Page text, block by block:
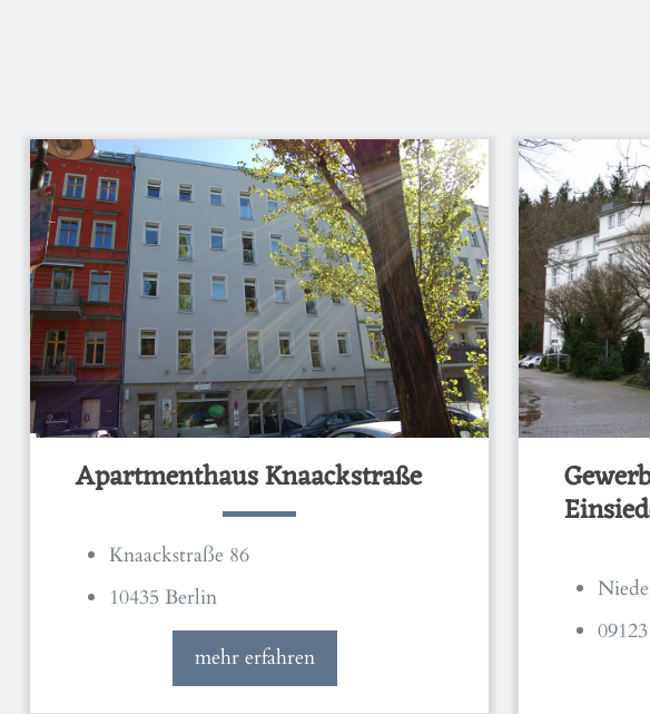
Apartmenthaus Knaackstraße
Knaackstraße 86
10435 Berlin
mehr erfahren